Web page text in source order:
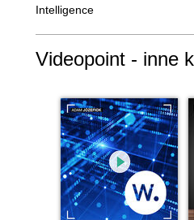
Intelligence
Videopoint - inne